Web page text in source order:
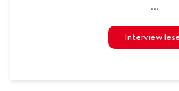
...
Interview